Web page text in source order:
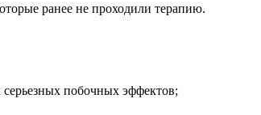
ранее не проходили терапию.
побочных эффектов;